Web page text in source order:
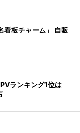
看板チャーム」 自販
ランキング1位は